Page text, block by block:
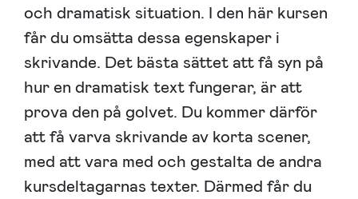
och dramatisk situation. I den här kursen
får du omsätta dessa egenskaper i
skrivande. Det bästa sättet att få syn på
hur en dramatisk text fungerar, är att
prova den på golvet. Du kommer därför
att få varva skrivande av korta scener,
med att vara med och gestalta de andra
kursdeltagarnas texter. Därmed får du